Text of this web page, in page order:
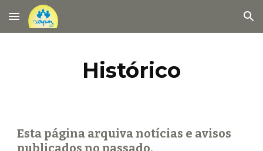
Skip to main content Skip to navigation
Histórico
Esta página arquiva notícias e avisos
publicados no passado.